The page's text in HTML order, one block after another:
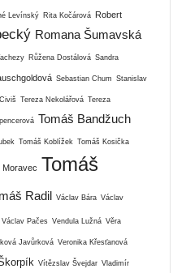
Levínský Rita Kočárová Robert
Romana Šumavská
Růžena Dostálová Sandra
Sebastian Chum Stanislav
Tereza Nekolářová Tereza
Tomáš Bandžuch
Tomáš Koblížek Tomáš Kosička
Moravec Tomáš
Radil Václav Bára Václav
Václav Pačes Vendula Lužná Věra
Javůrková Veronika Křesťanová
Vítězslav Švejdar Vladimír